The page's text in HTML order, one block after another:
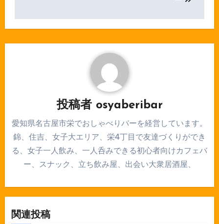
ゲ
ー
投稿者 osyaberibar
愛知県名古屋市栄でおしゃべりバーを経営しています。
錦、住吉、女子大エリア、栄4丁目で友達づくりができ
る、女子一人飲み、一人呑みできる初心者向けカフェバ
ー、スナック、立ち飲み屋、出会い大衆居酒屋、
関連投稿